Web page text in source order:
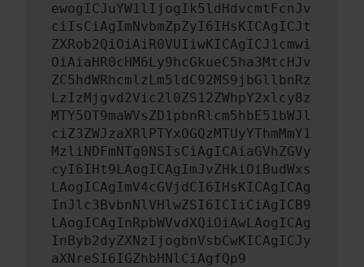
ewogICJuYW1lIjogIk5ldHdvcmtFcnJv
ciIsCiAgImNvbmZpZyI6IHsKICAgICJt
ZXRob2QiOiAiR0VUIiwKICAgICJ1cmwi
OiAiaHR0cHM6Ly9hcGkueC5ha3MtcHJv
ZC5hdWRhcmlzLm5ldC92MS9jbGllbnRz
LzIzMjgvd2Vic2l0ZS12ZWhpY2xlcy8z
MTY5OT9maWVsZD1pbnRlcm5hbE51bWJl
ciZ3ZWJzaXRlPTYxOGQzMTUyYThmMmY1
MzliNDFmNTg0NSIsCiAgICAiaGVhZGVy
cyI6IHt9LAogICAgImJvZHkiOiBudWxs
LAogICAgImV4cGVjdCI6IHsKICAgICAg
InJlc3BvbnNlVHlwZSI6ICIiCiAgICB9
LAogICAgInRpbWVvdXQiOiAwLAogICAg
InByb2dyZXNzIjogbnVsbCwKICAgICJy
aXNreSI6IGZhbHNlCiAgfQp9